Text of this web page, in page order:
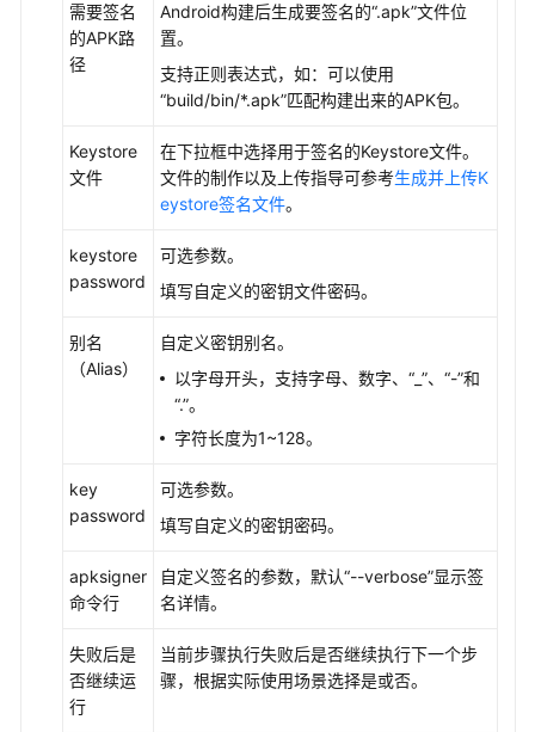
建
构
建
配
建
任
构
础
配
选
构
建
需要签名
的APK路
径
Android构建后生成要签名的“.apk”文件位
置。
支持正则表达式，如：可以使用
“build/bin/*.apk”匹配构建出来的APK包。
Keystore
文件
在下拉框中选择用于签名的Keystore文件。
文件的制作以及上传指导可参考生成并上传K
eystore签名文件。
keystore
password
可选参数。
填写自定义的密钥文件密码。
别名
（Alias）
自定义密钥别名。
以字母开头，支持字母、数字、 “_”、 “-”和
“.”。
字符长度为1~128。
key
password
可选参数。
填写自定义的密钥密码。
apksigner
命令行
自定义签名的参数，默认“--verbose”显示签
名详情。
失败后是
否继续运
行
当前步骤执行失败后是否继续执行下一个步
骤，根据实际使用场景选择是或否。